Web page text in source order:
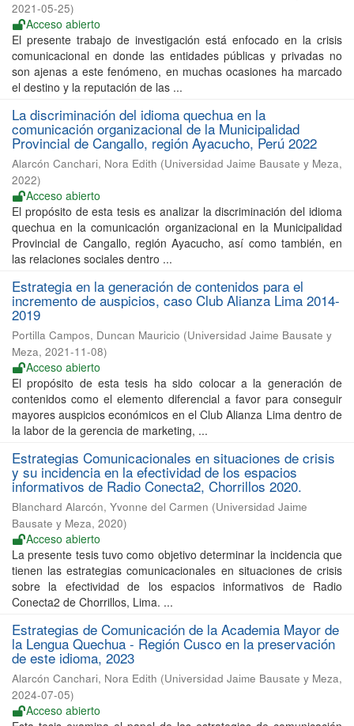
2021-05-25)
Acceso abierto
El presente trabajo de investigación está enfocado en la crisis
comunicacional en donde las entidades públicas y privadas no
son ajenas a este fenómeno, en muchas ocasiones ha marcado
el destino y la reputación de las ...
La discriminación del idioma quechua en la
comunicación organizacional de la Municipalidad
Provincial de Cangallo, región Ayacucho, Perú 2022
Alarcón Canchari, Nora Edith (Universidad Jaime Bausate y Meza,
2022)
Acceso abierto
El propósito de esta tesis es analizar la discriminación del idioma
quechua en la comunicación organizacional en la Municipalidad
Provincial de Cangallo, región Ayacucho, así como también, en
las relaciones sociales dentro ...
Estrategia en la generación de contenidos para el
incremento de auspicios, caso Club Alianza Lima 2014-
2019
Portilla Campos, Duncan Mauricio (Universidad Jaime Bausate y
Meza, 2021-11-08)
Acceso abierto
El propósito de esta tesis ha sido colocar a la generación de
contenidos como el elemento diferencial a favor para conseguir
mayores auspicios económicos en el Club Alianza Lima dentro de
la labor de la gerencia de marketing, ...
Estrategias Comunicacionales en situaciones de crisis
y su incidencia en la efectividad de los espacios
informativos de Radio Conecta2, Chorrillos 2020.
Blanchard Alarcón, Yvonne del Carmen (Universidad Jaime
Bausate y Meza, 2020)
Acceso abierto
La presente tesis tuvo como objetivo determinar la incidencia que
tienen las estrategias comunicacionales en situaciones de crisis
sobre la efectividad de los espacios informativos de Radio
Conecta2 de Chorrillos, Lima. ...
Estrategias de Comunicación de la Academia Mayor de
la Lengua Quechua - Región Cusco en la preservación
de este idioma, 2023
Alarcón Canchari, Nora Edith (Universidad Jaime Bausate y Meza,
2024-07-05)
Acceso abierto